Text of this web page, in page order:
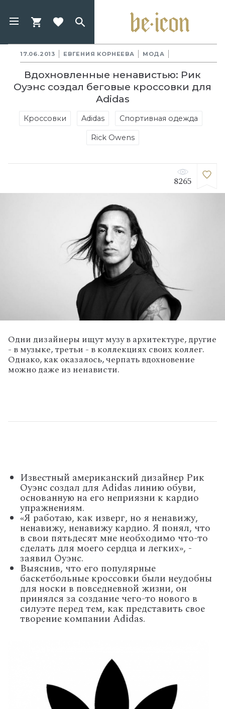
17.06.2013 ЕВГЕНИЯ КОРНЕЕВА МОДА
Вдохновленные ненавистью: Рик
Оуэнс создал беговые кроссовки для
Adidas
Кроссовки Adidas Спортивная одежда
Rick Owens
8265
Одни дизайнеры ищут музу в архитектуре, другие
- в музыке, третьи - в коллекциях своих коллег.
Однако, как оказалось, черпать вдохновение
можно даже из ненависти.
Известный американский дизайнер Рик
Оуэнс создал для Adidas линию обуви,
основанную на его неприязни к кардио
упражнениям.
«Я работаю, как изверг, но я ненавижу,
ненавижу, ненавижу кардио. Я понял, что
в свои пятьдесят мне необходимо что-то
сделать для моего сердца и легких», -
заявил Оуэнс.
Выяснив, что его популярные
баскетбольные кроссовки были неудобны
для носки в повседневной жизни, он
принялся за создание чего-то нового в
силуэте перед тем, как представить свое
творение компании Adidas.